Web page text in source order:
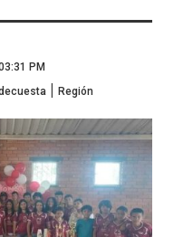
PM
| Región